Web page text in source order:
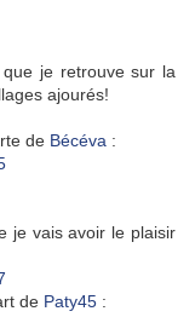
je retrouve sur la
ajourés!
de Bécéva :
je vais avoir le plaisir
de Paty45 :